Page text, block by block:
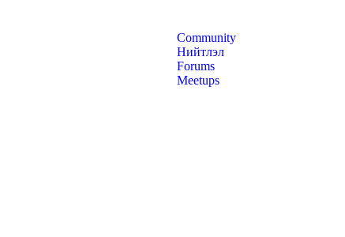
Community
Нийтлэл
Forums
Meetups